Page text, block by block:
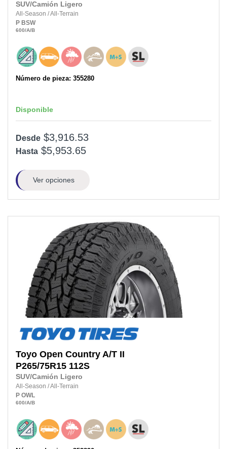
SUV/Camión Ligero
All-Season /All-Terrain
P BSW
600/A/B
Número de pieza: 355280
Disponible
Desde $3,916.53
Hasta $5,953.65
Ver opciones
Toyo Open Country A/T II
P265/75R15 112S
SUV/Camión Ligero
All-Season /All-Terrain
P OWL
600/A/B